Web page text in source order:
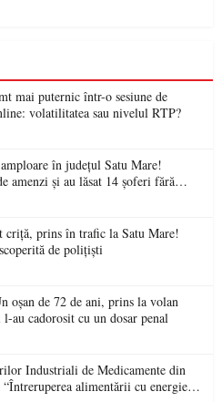
mai puternic într-o sesiune de
volatilitatea sau nivelul RTP?
în județul Satu Mare!
amenzi și au lăsat 14 șoferi fără
criță, prins în trafic la Satu Mare!
de polițiști
oșan de 72 de ani, prins la volan
au cadorosit cu un dosar penal
Industriali de Medicamente din
alimentării cu energie